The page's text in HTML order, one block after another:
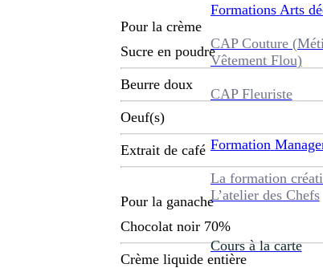
Formations Arts
CAP Couture
Vêtement Flou)
CAP Fleuriste
Formation
La formation
L’atelier des Chefs
Cours à la carte
Pour la crème
Sucre en poudre
Beurre doux
Oeuf(s)
Extrait de café
Pour la ganache
Chocolat noir 70%
Crème liquide entière